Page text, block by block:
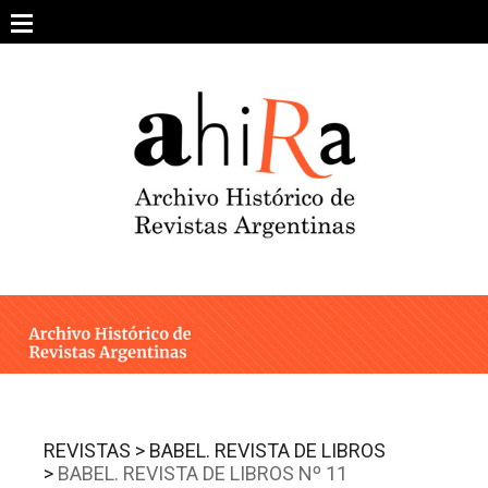
content
ARCHIVO DE REVISTAS
ESTUDIOS CRÍTICOS
INTEGRANTES
CONTACTO
REVISTAS > BABEL. REVISTA DE LIBROS
> BABEL. REVISTA DE LIBROS Nº 11